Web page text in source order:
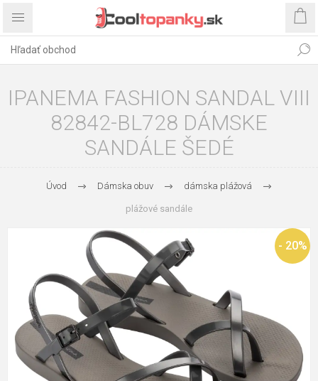
IPANEMA FASHION SANDAL VIII
82842-BL728 DÁMSKE
SANDÁLE ŠEDÉ
Úvod Dámska obuv dámska plážová
plážové sandále
- 20%